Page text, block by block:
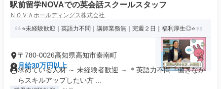
駅前留学NOVAでの英会話スクールスタッフ
ＮＯＶＡホールディングス株式会社
⭐未経験歓迎｜英語力不問｜講師業務無｜完週２日｜福利厚生◎⭐
〒780-0026高知県高知市秦南町
月給30万円以上
求めている人材 ～ 未経験者歓迎 ～ ＊英語力不問 └働きなが
らスキルアップしたい方 ...